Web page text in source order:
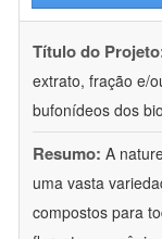
Título do
extrato, fração e/
bufonídeos dos
Resumo: A
uma vasta
compostos para